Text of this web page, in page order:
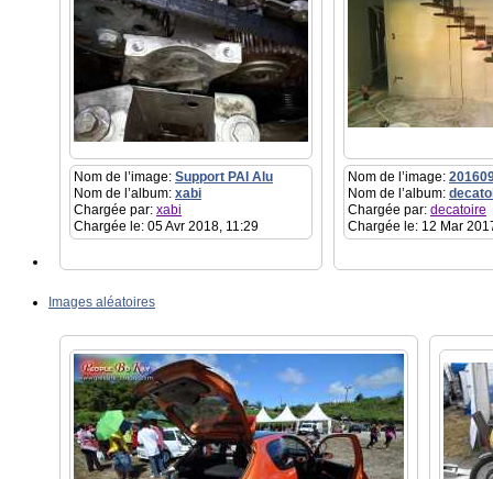
Nom de l’image: Support PAI Alu
Nom de l’album: xabi
Chargée par: xabi
Chargée le: 05 Avr 2018, 11:29
Nom de l’image:
Nom de l’album:
Chargée par: decatoire
Chargée le: 12 Mar
Images aléatoires